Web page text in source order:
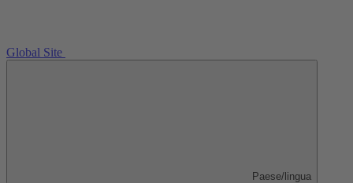
Global Site
Paese/lingua